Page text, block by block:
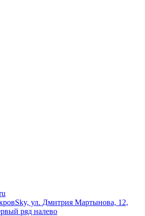
ул. Дмитрия Мартынова, 12,
ряд налево